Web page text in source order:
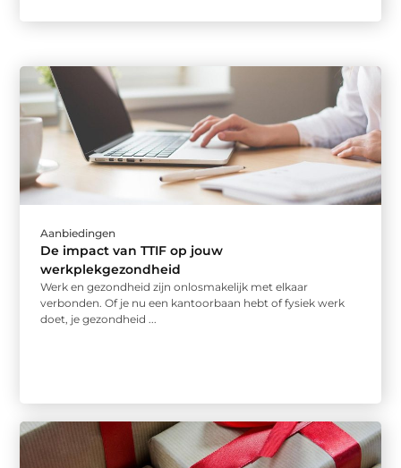
Aanbiedingen
De impact van TTIF op jouw
werkplekgezondheid
Werk en gezondheid zijn onlosmakelijk met elkaar
verbonden. Of je nu een kantoorbaan hebt of fysiek werk
doet, je gezondheid ...